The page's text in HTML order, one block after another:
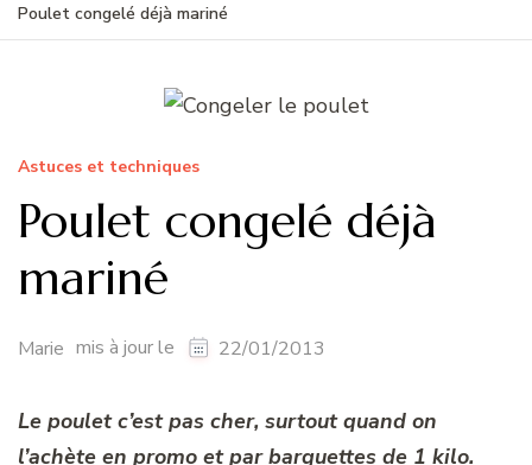
Poulet congelé déjà mariné
Astuces et techniques
Poulet congelé déjà
mariné
Marie mis à jour le 22/01/2013
Le poulet c’est pas cher, surtout quand on
l’achète en promo et par barquettes de 1 kilo.